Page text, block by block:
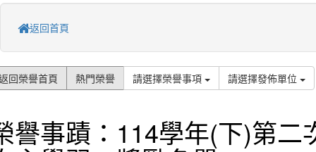
返回首頁
回榮譽首頁 熱門榮譽 請選擇榮譽事項 請選擇發佈單位
譽事蹟：114學年(下)第二